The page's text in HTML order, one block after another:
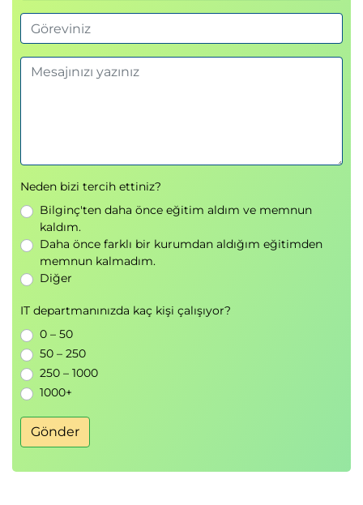
Modül 5: Amazon Bedrock Uygulama
Bileşenleri
Veri setleri
Embedding kavramları
Modül 6: Amazon Bedrock Foundation
Models
Bedrock model ailesi
Foundation Models seçimi
Model kullanım stratejileri
Uygulamalı Laboratuvar
Zero-Shot Text Generation
Prompt tabanlı metin üretimi
Modül 7: LangChain ile Generative AI
Geliştirme
LangChain
Neden bizi tercih ettiniz?
Bilginç'ten daha önce eğitim aldım ve memnun
kaldım.
Daha önce farklı bir kurumdan aldığım eğitimden
memnun kalmadım.
Diğer
IT departmanınızda kaç kişi çalışıyor?
0 – 50
50 – 250
250 – 1000
1000+
Gönder